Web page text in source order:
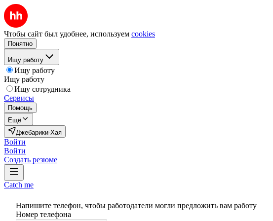
Чтобы сайт был удобнее, используем cookies
Понятно
Ищу работу
Ищу работу
Ищу работу
Ищу сотрудника
Сервисы
Помощь
Ещё
Джебарики-Хая
Войти
Войти
Создать резюме
Catch me
Напишите телефон, чтобы работодатели могли предложить вам работу
Номер телефона